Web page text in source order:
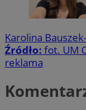
Karolina
Źródło: fot. UM
reklama